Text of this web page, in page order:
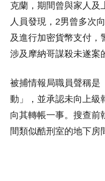
克蘭，期間曾與家人及
人員發現，2男曾多次
及進行加密貨幣支付，
涉及摩納哥謀殺未遂案
被捕情報局職員聲稱是
動」，並承認未向上級
向其轉帳一事。搜查前
間類似酷刑室的地下房